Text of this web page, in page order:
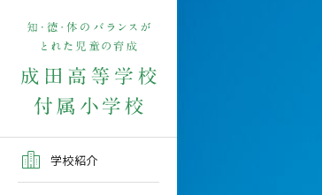
学校紹介